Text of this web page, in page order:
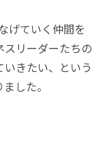
げていく仲間を
リーダーたちの
きたい、という
した。